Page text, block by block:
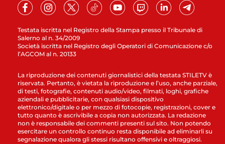
Testata iscritta nel Registro della Stampa presso il Tribunale di
Salerno al n. 34/2009
Società iscritta nel Registro degli Operatori di Comunicazione c/o
l’AGCOM al n. 20133
La riproduzione dei contenuti giornalistici della testata STILETV è
riservata. Pertanto, è vietata la riproduzione e l’uso, anche parziale,
di testi, fotografie, contenuti audio/video, filmati, loghi, grafiche
aziendali e pubblicitarie, con qualsiasi dispositivo
elettronico/digitale o per mezzo di fotocopie, registrazioni, cover e
tutto quanto è ascrivibile a copia non autorizzata. La redazione
non è responsabile dei commenti presenti sul sito. Non potendo
esercitare un controllo continuo resta disponibile ad eliminarli su
segnalazione qualora gli stessi risultano offensivi e oltraggiosi.